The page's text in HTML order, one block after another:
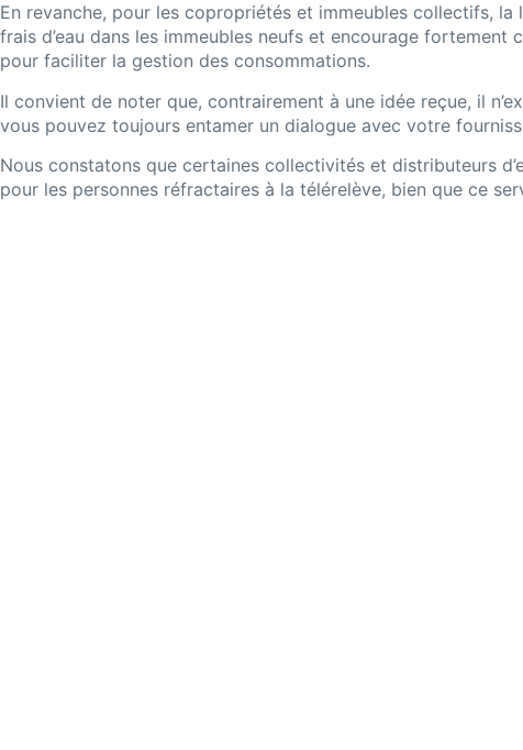
En revanche, pour les copropriétés et immeubles collectifs,
frais d’eau dans les immeubles neufs et encourage
pour faciliter la gestion des consommations.
Il convient de noter que, contrairement à une idée reçue, il
vous pouvez toujours entamer un dialogue avec votre
Nous constatons que certaines collectivités et distributeurs
pour les personnes réfractaires à la télérelève, bien que ce